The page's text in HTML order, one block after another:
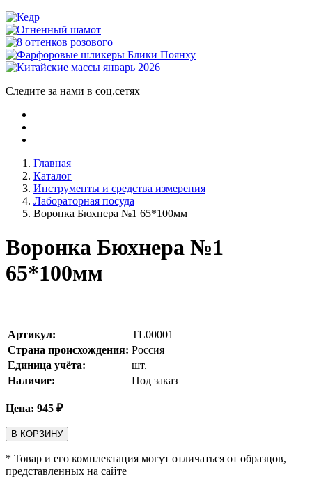
Следите за нами в соц.сетях
Главная
Каталог
Инструменты и средства измерения
Лабораторная посуда
Воронка Бюхнера №1 65*100мм
Воронка Бюхнера №1
65*100мм
Артикул:
TL00001
Страна происхождения: Россия
Единица учёта:
шт.
Наличие:
Под заказ
Цена: 945 ₽
В КОРЗИНУ
* Товар и его комплектация могут отличаться от образцов,
представленных на сайте